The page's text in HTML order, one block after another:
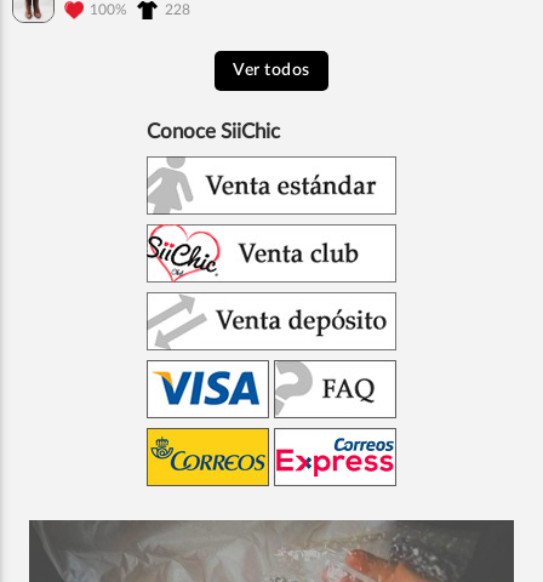
100%
228
Ver todos
Conoce SiiChic